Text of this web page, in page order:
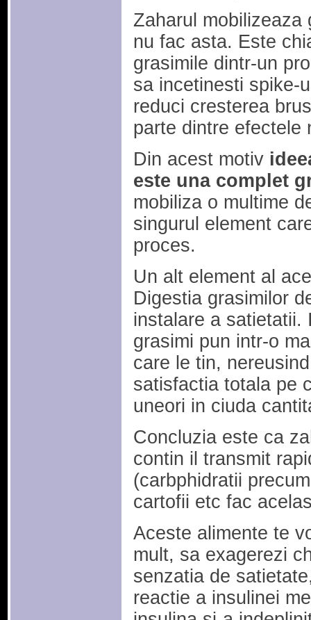
Zaharul mobilizeaza
nu fac asta. Este
grasimile dintr-un
sa incetinesti spike-
reduci cresterea
parte dintre efectele
Din acest motiv
este una complet
mobiliza o multime
singurul element
proces.
Un alt element al
Digestia grasimilor
instalare a satietatii.
grasimi pun intr-o
care le tin,
satisfactia totala pe
uneori in ciuda
Concluzia este ca
contin il transmit
(carbphidratii
cartofii etc fac
Aceste alimente te
mult, sa exagerezi
senzatia de
reactie a insulinei